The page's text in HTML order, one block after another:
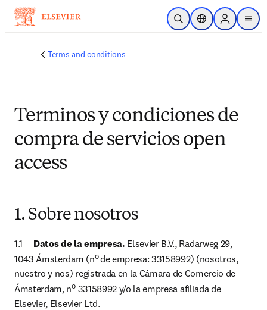
Skip to main content
Open SearchLocation Selector
Sign in to
menu
Terms and conditions
Terminos y condiciones de
compra de servicios open
access
1. Sobre nosotros
Datos de la empresa. Elsevier B.V., Radarweg 29,
1043 Ámsterdam (no de empresa: 33158992) (nosotros,
nuestro y nos) registrada en la Cámara de Comercio de
Ámsterdam, no 33158992 y/o la empresa afiliada de
Elsevier, Elsevier Ltd.